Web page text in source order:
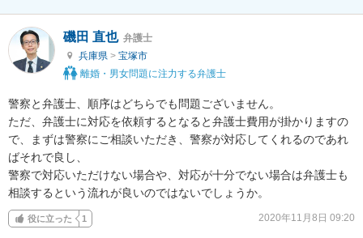
磯田 直也 弁護士
兵庫県 > 宝塚市
離婚・男女問題に注力する弁護士
警察と弁護士、順序はどちらでも問題ございません。
ただ、弁護士に対応を依頼するとなると弁護士費用が掛かりますの
で、まずは警察にご相談いただき、警察が対応してくれるのであれ
ばそれで良し、
警察で対応いただけない場合や、対応が十分でない場合は弁護士も
相談するという流れが良いのではないでしょうか。
役に立った 1 2020年11月8日 09:20